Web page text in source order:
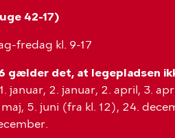
42-17)
fredag kl. 9-17
gælder det, at legepladsen
1. januar, 2. januar, 2. april, 3.
5. juni (fra kl. 12), 24.